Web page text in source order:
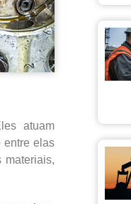
atuam
entre elas